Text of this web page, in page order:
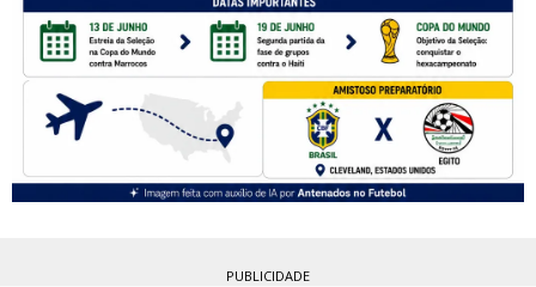
PUBLICIDADE